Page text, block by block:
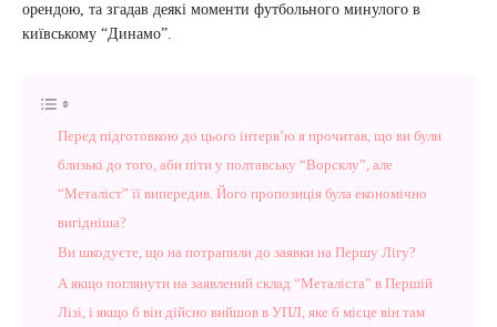
орендою, та згадав деякі моменти футбольного минулого в
київському “Динамо”.
Перед підготовкою до цього інтерв’ю я прочитав, що ви були
близькі до того, аби піти у полтавську “Ворсклу”, але
“Металіст” її випередив. Його пропозиція була економічно
вигідніша?
Ви шкодуєте, що на потрапили до заявки на Першу Лігу?
А якщо поглянути на заявлений склад “Металіста” в Першій
Лізі, і якщо б він дійсно вийшов в УПЛ, яке б місце він там